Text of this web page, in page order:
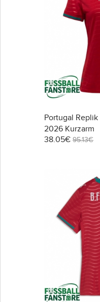
Portugal
2026 Kurzarm
38.05€ 95.13€